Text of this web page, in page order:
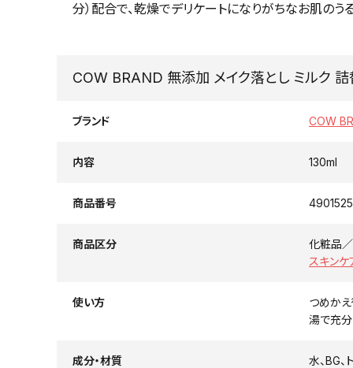
分）配合で、乾燥でデリケートになりがちなお肌のう
COW BRAND 無添加 メイク落とし ミルク
ブランド COW
内容 130ml
商品番号
商品区分
化粧品
スキンケ
使い方
つめかえ
湯で充分
成分・材質
水、BG